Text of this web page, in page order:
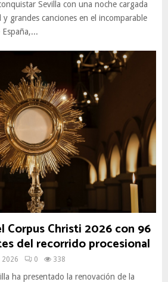
Sevilla con una noche cargada
grandes canciones en el incomparable
Corpus Christi 2026 con 96
del recorrido procesional
2026 0 338
ha presentado la renovación de la